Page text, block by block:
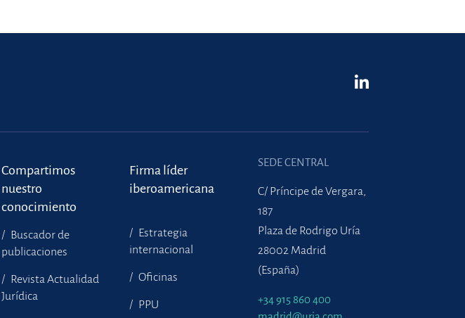
Compartimos
nuestro
conocimiento
Buscador de
publicaciones
Revista Actualidad
Jurídica
Firma líder
iberoamericana
Estrategia
internacional
Oficinas
PPU
SEDE CENTRAL
C/ Príncipe de Vergara,
187
Plaza de Rodrigo Uría
28002 Madrid
(España)
+34 915 860 400